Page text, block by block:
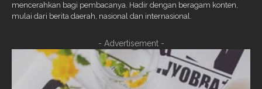
mencerahkan bagi pembacanya. Hadir dengan beragam konten,
mulai dari berita daerah, nasional dan internasional.
- Advertisement -